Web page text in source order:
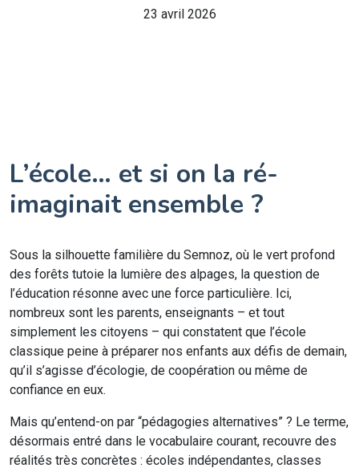
23 avril 2026
L’école… et si on la ré-
imaginait ensemble ?
Sous la silhouette familière du Semnoz, où le vert profond
des forêts tutoie la lumière des alpages, la question de
l’éducation résonne avec une force particulière. Ici,
nombreux sont les parents, enseignants – et tout
simplement les citoyens – qui constatent que l’école
classique peine à préparer nos enfants aux défis de demain,
qu’il s’agisse d’écologie, de coopération ou même de
confiance en eux.
Mais qu’entend-on par “pédagogies alternatives” ? Le terme,
désormais entré dans le vocabulaire courant, recouvre des
réalités très concrètes : écoles indépendantes, classes